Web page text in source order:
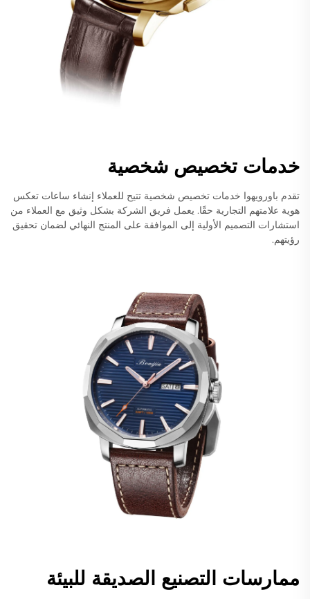
خدمات تخصيص شخصية
تقدم باورويهوا خدمات تخصيص شخصية تتيح للعملاء إنشاء ساعات تعكس
هوية علامتهم التجارية حقًا. يعمل فريق الشركة بشكل وثيق مع العملاء من
استشارات التصميم الأولية إلى الموافقة على المنتج النهائي لضمان تحقيق
رؤيتهم.
ممارسات التصنيع الصديقة للبيئة